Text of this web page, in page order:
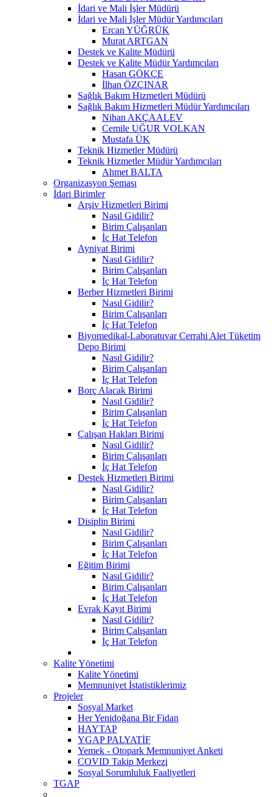
İdari ve Mali İşler Müdürü
İdari ve Mali İşler Müdür Yardımcıları
Ercan YÜĞRÜK
Murat ARTGAN
Destek ve Kalite Müdürü
Destek ve Kalite Müdür Yardımcıları
Hasan GÖKÇE
İlhan ÖZÇINAR
Sağlık Bakım Hizmetleri Müdürü
Sağlık Bakım Hizmetleri Müdür Yardımcıları
Nihan AKÇAALEV
Cemile UĞUR VOLKAN
Mustafa ÜK
Teknik Hizmetler Müdürü
Teknik Hizmetler Müdür Yardımcıları
Ahmet BALTA
Organizasyon Şeması
İdari Birimler
Arşiv Hizmetleri Birimi
Nasıl Gidilir?
Birim Çalışanları
İç Hat Telefon
Ayniyat Birimi
Nasıl Gidilir?
Birim Çalışanları
İç Hat Telefon
Berber Hizmetleri Birimi
Nasıl Gidilir?
Birim Çalışanları
İç Hat Telefon
Biyomedikal-Laboratuvar Cerrahi Alet Tüketim
Depo Birimi
Nasıl Gidilir?
Birim Çalışanları
İç Hat Telefon
Borç Alacak Birimi
Nasıl Gidilir?
Birim Çalışanları
İç Hat Telefon
Çalışan Hakları Birimi
Nasıl Gidilir?
Birim Çalışanları
İç Hat Telefon
Destek Hizmetleri Birimi
Nasıl Gidilir?
Birim Çalışanları
İç Hat Telefon
Disiplin Birimi
Nasıl Gidilir?
Birim Çalışanları
İç Hat Telefon
Eğitim Birimi
Nasıl Gidilir?
Birim Çalışanları
İç Hat Telefon
Evrak Kayıt Birimi
Nasıl Gidilir?
Birim Çalışanları
İç Hat Telefon
Kalite Yönetimi
Kalite Yönetimi
Memnuniyet İstatistiklerimiz
Projeler
Sosyal Market
Her Yenidoğana Bir Fidan
HAYTAP
YGAP PALYATİF
Yemek - Otopark Memnuniyet Anketi
COVID Takip Merkezi
Sosyal Sorumluluk Faaliyetleri
TGAP